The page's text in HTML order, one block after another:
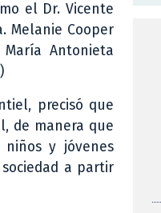
el Dr. Vicente
Melanie Cooper
Antonieta
precisó que
de manera que
y jóvenes
a partir